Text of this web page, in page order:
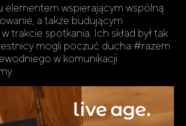
elementem wspierającym wspólną
a także budującym
trakcie spotkania. Ich skład był tak
mogli poczuć ducha #razem
w komunikacji